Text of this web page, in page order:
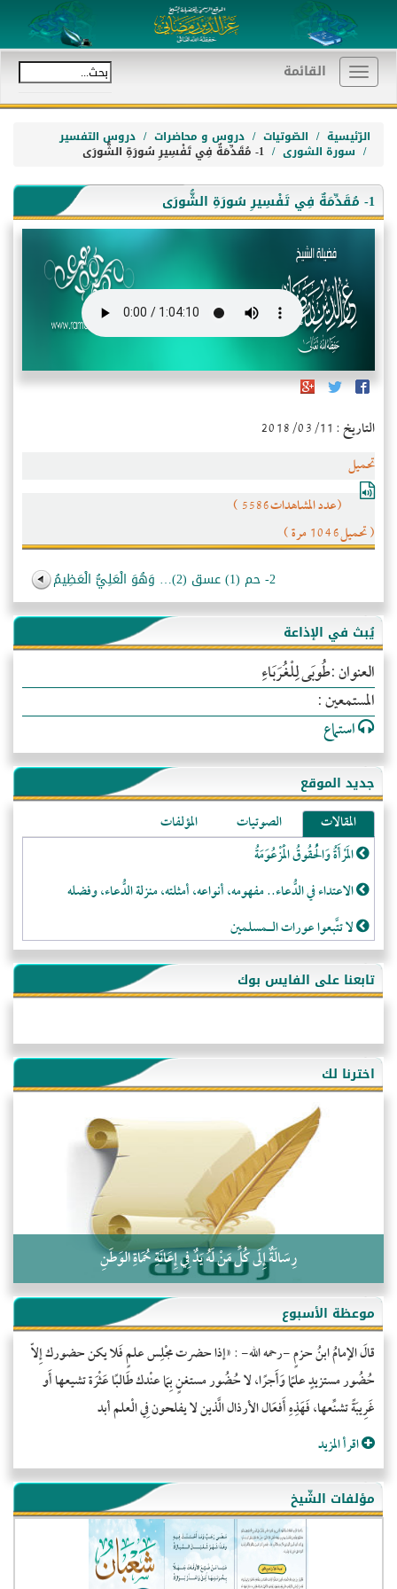
Toggle
navigation
القائمة
الرّئيسية الصّوتيات دروس و محاضرات دروس التفسير
سورة الشورى 1- مُقَدِّمَةٌ فِي تَفْسِيرِ سُورَةِ الشُّورَى
1- مُقَدِّمَةٌ فِي تَفْسِيرِ سُورَةِ الشُّورَى
التاريخ : 2018/03/11
تحميل
(عدد المشاهدات5586 )
( تحميل1046 مرة )
2- حم (1) عسق (2)… وَهُوَ الْعَلِيُّ الْعَظِيمُ
يُبث في الإذاعة
العنوان :طُوبَى لِلْغُرَبَاءِ
المستمعين :
استماع
جديد الموقع
المقالات الصوتيات
المؤلفات
المَرْأَةُ وَالْحُقُوقُ الْمَزْعُوَمَةُ
الاعتداء في الدُّعاء.. مفهومه، أنواعه، أمثلته، منزلة الدُّعاء، وفضله
لا تتَّبعوا عورات الـمسلمين
فقه النَّصيحة عند الصَّحابة الكرام رضي الله عنهم
لَا عِزَّةَ إِلَّا بِالإِسْلَامِ
هذه سبيلنا فماذا تنقمون؟!
أُسُـسُ بَـيْـتِ الـمُسْـلِمِ
التَّعْلِيمُ القُرْآنِي
كلمة إلى إخواني السلفيين في الجزائر
تابعنا على الفايس بوك
اخترنا لك
رِسَالَةٌ إِلَى كُلِّ مَنْ لَهُ يَدٌ فِي إِعَانَةِ حُمَاةِ الوَطَنِ
موعظة الأسبوع
قالَ الإمامُ ابنُ حزمٍ -رحمه الله- : «إذا حضرت مجْلِس علمٍ فَلا يكن حضورك إِلاّ
حُضُور مستزيدٍ علمًا وَأَجرًا، لا حُضُور مستغنٍ بِمَا عنْدك طَالبًا عَثْرَة تشيعها أَو
غَرِيبَةً تشنِّعها، فَهَذِهِ أَفعَال الأرذال الَّذين لا يفلحون فِي الْعلم أبد
اقرأ المزيد
مؤلفات الشّيخ